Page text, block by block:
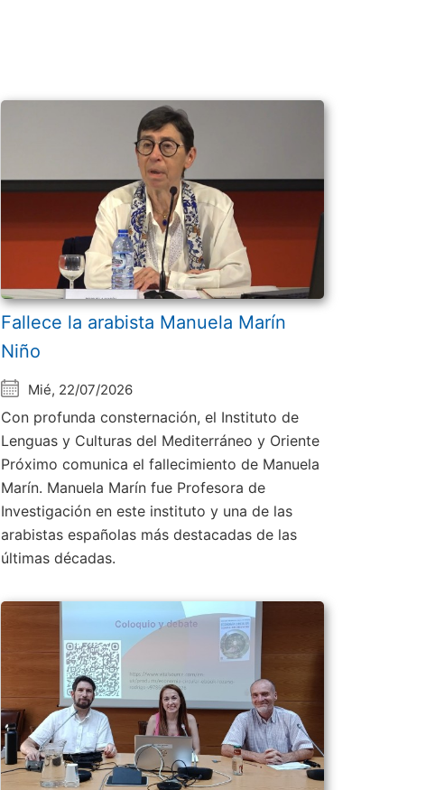
Fallece la arabista Manuela Marín
Niño
Mié, 22/07/2026
Con profunda consternación, el Instituto de
Lenguas y Culturas del Mediterráneo y Oriente
Próximo comunica el fallecimiento de Manuela
Marín. Manuela Marín fue Profesora de
Investigación en este instituto y una de las
arabistas españolas más destacadas de las
últimas décadas.